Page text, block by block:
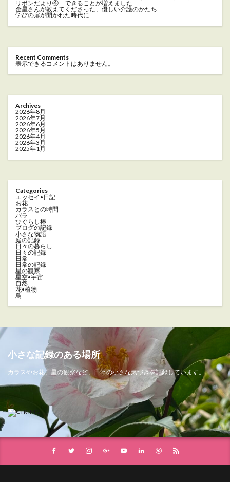
リボンだより④ できることが増えました
金星さんが教えてくださった、優しい介護のかたち
学びの扉が開かれた時代に
Recent Comments
表示できるコメントはありません。
Archives
2026年8月
2026年7月
2026年6月
2026年5月
2026年4月
2026年3月
2025年1月
Categories
エッセイ•日記
お花
カラスとの時間
バラ
ひぐらし椿
ブログの記録
小さな物語
庭の記録
日々の暮らし
日々の記録
日常
日常の記録
星の観察
星空•宇宙
自然
花•植物
鳥
小さな記録のある場所
カラスやお花、星の観察など、日々の小さな気づきを記録しています。